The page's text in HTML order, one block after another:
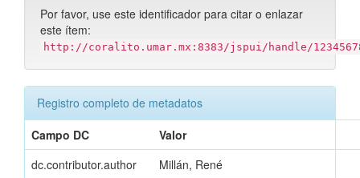
Por favor, use este identificador para citar o enlazar
este ítem:
http://coralito.umar.mx:8383/jspui/handle/
Registro completo de metadatos
Campo DC
Valor
dc.contributor.author
Millán, René